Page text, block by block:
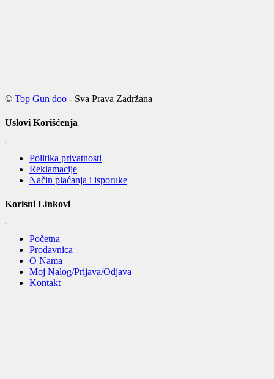
© Top Gun doo - Sva Prava Zadržana
Uslovi Korišćenja
Politika privatnosti
Reklamacije
Način plaćanja i isporuke
Korisni Linkovi
Početna
Prodavnica
O Nama
Moj Nalog/Prijava/Odjava
Kontakt